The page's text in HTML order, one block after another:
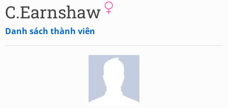
C.Earnshaw
Danh sách thành viên